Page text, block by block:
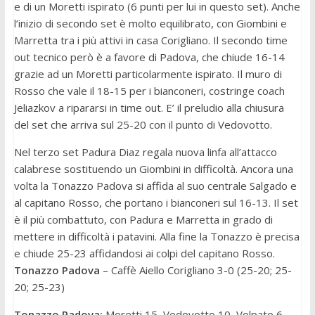
e di un Moretti ispirato (6 punti per lui in questo set). Anche
l’inizio di secondo set è molto equilibrato, con Giombini e
Marretta tra i più attivi in casa Corigliano. Il secondo time
out tecnico però è a favore di Padova, che chiude 16-14
grazie ad un Moretti particolarmente ispirato. Il muro di
Rosso che vale il 18-15 per i bianconeri, costringe coach
Jeliazkov a ripararsi in time out. E’ il preludio alla chiusura
del set che arriva sul 25-20 con il punto di Vedovotto.
Nel terzo set Padura Diaz regala nuova linfa all’attacco
calabrese sostituendo un Giombini in difficoltà. Ancora una
volta la Tonazzo Padova si affida al suo centrale Salgado e
al capitano Rosso, che portano i bianconeri sul 16-13. Il set
è il più combattuto, con Padura e Marretta in grado di
mettere in difficoltà i patavini. Alla fine la Tonazzo è precisa
e chiude 25-23 affidandosi ai colpi del capitano Rosso.
Tonazzo Padova – Caffè Aiello Corigliano 3-0 (25-20; 25-
20; 25-23)